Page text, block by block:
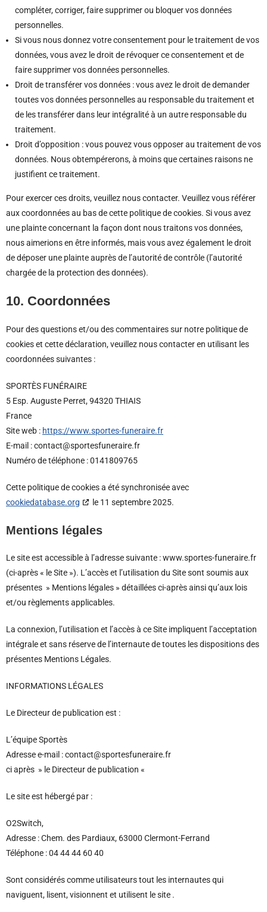
compléter, corriger, faire supprimer ou bloquer vos données
personnelles.
Si vous nous donnez votre consentement pour le traitement de vos
données, vous avez le droit de révoquer ce consentement et de
faire supprimer vos données personnelles.
Droit de transférer vos données : vous avez le droit de demander
toutes vos données personnelles au responsable du traitement et
de les transférer dans leur intégralité à un autre responsable du
traitement.
Droit d’opposition : vous pouvez vous opposer au traitement de vos
données. Nous obtempérerons, à moins que certaines raisons ne
justifient ce traitement.
Pour exercer ces droits, veuillez nous contacter. Veuillez vous référer
aux coordonnées au bas de cette politique de cookies. Si vous avez
une plainte concernant la façon dont nous traitons vos données,
nous aimerions en être informés, mais vous avez également le droit
de déposer une plainte auprès de l’autorité de contrôle (l’autorité
chargée de la protection des données).
10. Coordonnées
Pour des questions et/ou des commentaires sur notre politique de
cookies et cette déclaration, veuillez nous contacter en utilisant les
coordonnées suivantes :
SPORTÈS FUNÉRAIRE
5 Esp. Auguste Perret, 94320 THIAIS
France
Site web : https://www.sportes-funeraire.fr
E-mail :contact@sportesfuneraire.fr
Numéro de téléphone : 0141809765
Cette politique de cookies a été synchronisée avec
cookiedatabase.org
le 11 septembre 2025.
Mentions légales
Le site est accessible à l’adresse suivante : www.sportes-funeraire.fr
(ci-après « le Site »). L’accès et l’utilisation du Site sont soumis aux
présentes » Mentions légales » détaillées ci-après ainsi qu’aux lois
et/ou règlements applicables.
La connexion, l’utilisation et l’accès à ce Site impliquent l’acceptation
intégrale et sans réserve de l’internaute de toutes les dispositions des
présentes Mentions Légales.
INFORMATIONS LÉGALES
Le Directeur de publication est :
L’équipe Sportès
Adresse e-mail : contact@sportesfuneraire.fr
ci après » le Directeur de publication «
Le site est hébergé par :
O2Switch,
Adresse :Chem. des Pardiaux, 63000 Clermont-Ferrand
Téléphone :04 44 44 60 40
Sont considérés comme utilisateurs tout les internautes qui
naviguent, lisent, visionnent et utilisent le site .